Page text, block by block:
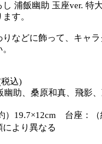
浦飯幽助 玉座ver. 特
す。
などに飾って、キャ
込)
助、桑原和真、飛影
）19.7×12cm 台座：
より異なる